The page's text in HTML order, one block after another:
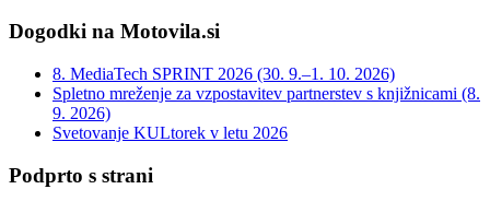
Dogodki na Motovila.si
8. MediaTech SPRINT 2026 (30. 9.–1. 10. 2026)
Spletno mreženje za vzpostavitev partnerstev s knjižnicami (8.
9. 2026)
Svetovanje KULtorek v letu 2026
Podprto s strani